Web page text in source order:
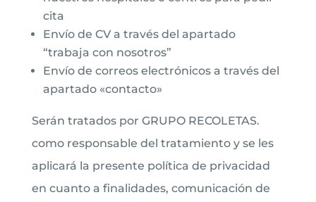
cita
Envío de CV a través del apartado
“trabaja con nosotros”
Envío de correos electrónicos a través del
apartado «contacto»
Serán tratados por GRUPO RECOLETAS.
como responsable del tratamiento y se les
aplicará la presente política de privacidad
en cuanto a finalidades, comunicación de